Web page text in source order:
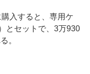
入すると、専用ケ
とセットで、3万930
。